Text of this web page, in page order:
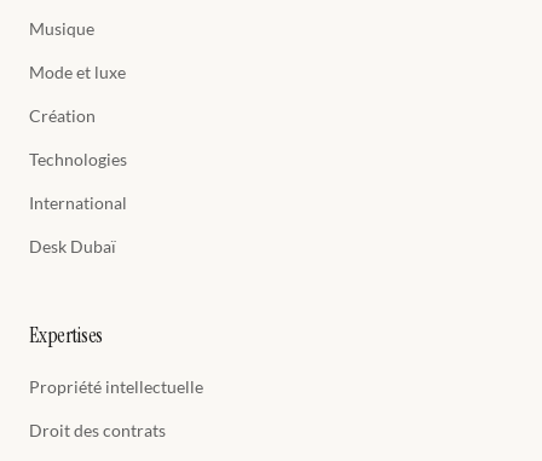
Musique
Mode et luxe
Création
Technologies
International
Desk Dubaï
Expertises
Propriété intellectuelle
Droit des contrats